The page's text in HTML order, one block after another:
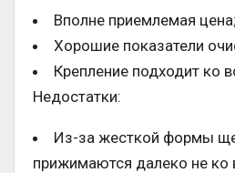
Вполне приемлемая цена;
Хорошие показатели
Крепление подходит ко
Недостатки:
Из-за жесткой формы
прижимаются далеко не ко